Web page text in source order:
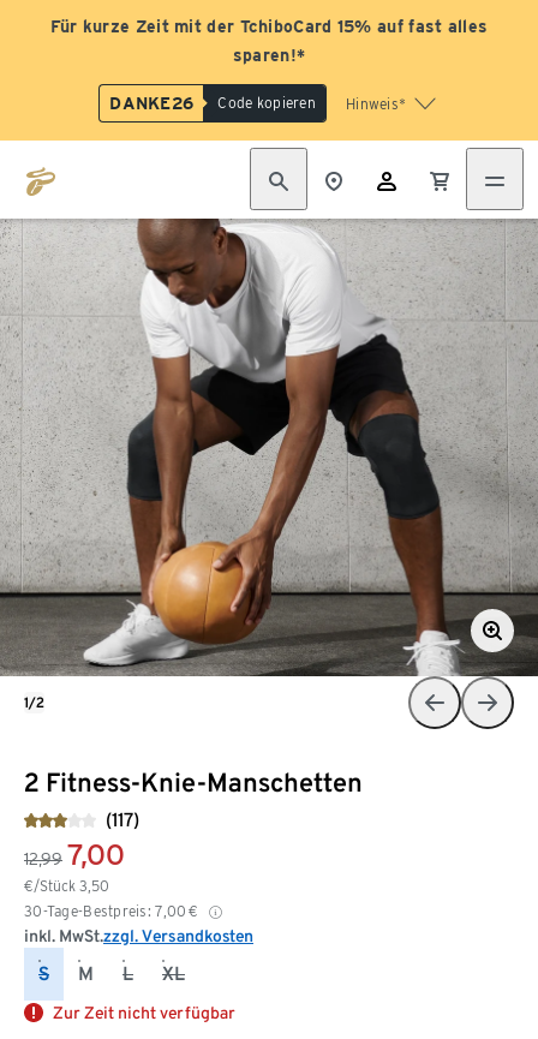
Für kurze Zeit mit der TchiboCard 15% auf fast alles
sparen!*
DANKE26 Code kopieren Hinweis*
2 Fitness-Knie-Manschetten
(117)
12,99 7,00
€/Stück 3,50
30-Tage-Bestpreis: 7,00 €
inkl. MwSt.zzgl. Versandkosten
S M L XL
Zur Zeit nicht verfügbar
1/2